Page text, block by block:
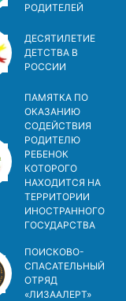
РОДИТЕЛЕЙ
ДЕСЯТИЛЕТИЕ
ДЕТСТВА В
РОСCИИ
ПАМЯТКА ПО
ОКАЗАНИЮ
СОДЕЙСТВИЯ
РОДИТЕЛЮ
РЕБЕНОК
КОТОРОГО
НАХОДИТСЯ НА
ТЕРРИТОРИИ
ИНОСТРАННОГО
ГОСУДАРСТВА
ПОИСКОВО-
СПАСАТЕЛЬНЫЙ
ОТРЯД
«ЛИЗААЛЕРТ»